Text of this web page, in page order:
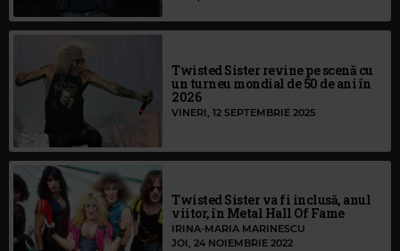
Twisted Sister revine pe scenă cu
un turneu mondial de 50 de ani în
2026
VINERI, 12 SEPTEMBRIE 2025
Twisted Sister va fi inclusă, anul
viitor, în Metal Hall Of Fame
IRINA-MARIA MARINESCU
JOI, 24 NOIEMBRIE 2022